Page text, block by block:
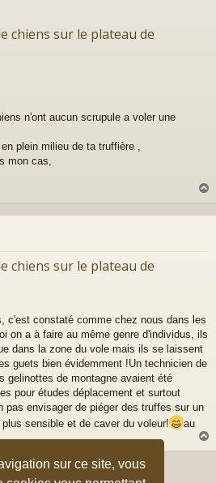
sur ce site, vous
chiens sur le plateau de
n'ont aucun scrupule a voler une
plein milieu de ta truffière ,
mon cas,
u
chiens sur le plateau de
c'est constaté comme chez nous dans les
on a à faire au même genre d'individus, ils
dans la zone du vole mais ils se laissent
guets bien évidemment !Un technicien de
gelinottes de montagne avaient été
pour études déplacement et surtout
pas envisager de piéger des truffes sur un
sensible et de caver du voleur!
au
a
• Page1sur1